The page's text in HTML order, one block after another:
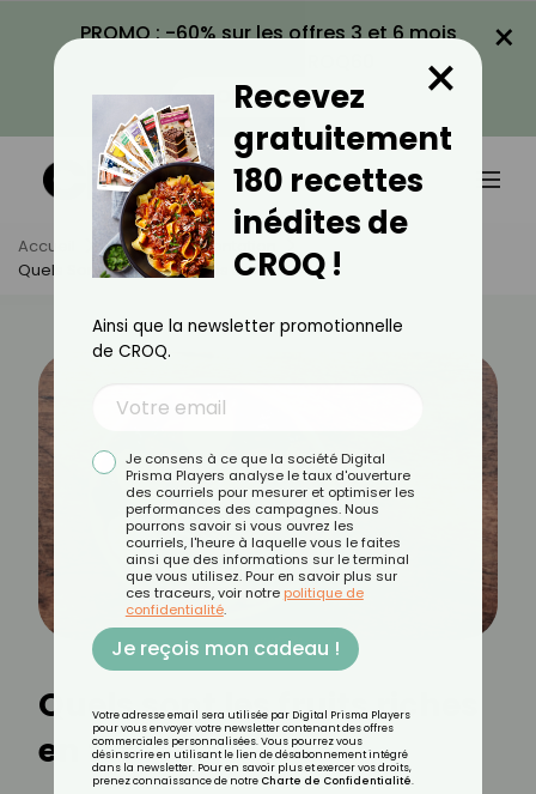
PROMO : -60% sur les offres 3 et 6 mois
VOIR LA PROMO
×
Accueil Actus
Alimentation
Quels Sont Les Fruits Riches En Fer ?
Quels sont les fruits riches
en fer ?
Recevez
gratuitement
180 recettes
inédites de
CROQ !
×
Ainsi que la newsletter promotionnelle
de CROQ.
Je consens à ce que la société Digital
Prisma Players analyse le taux d'ouverture
des courriels pour mesurer et optimiser les
performances des campagnes. Nous
pourrons savoir si vous ouvrez les
courriels, l'heure à laquelle vous le faites
ainsi que des informations sur le terminal
que vous utilisez. Pour en savoir plus sur
ces traceurs, voir notre politique de
confidentialité.
Je reçois mon cadeau !
Votre adresse email sera utilisée par Digital Prisma Players
pour vous envoyer votre newsletter contenant des offres
commerciales personnalisées. Vous pourrez vous
désinscrire en utilisant le lien de désabonnement intégré
dans la newsletter. Pour en savoir plus et exercer vos droits,
prenez connaissance de notre Charte de Confidentialité.